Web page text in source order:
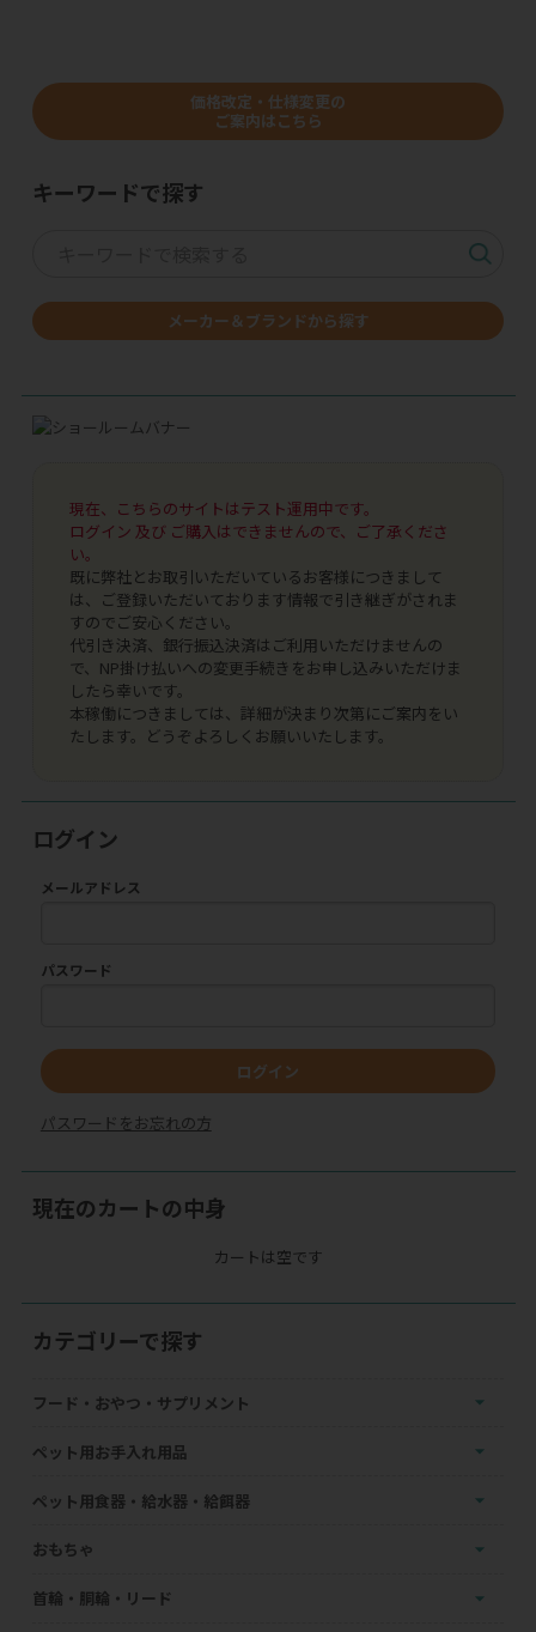
価格改定・仕様変更の
ご案内はこちら
キーワードで探す
メーカー＆ブランドから探す
現在、こちらのサイトはテスト運用中です。
ログイン 及び ご購入はできませんので、ご了承くださ
い。
既に弊社とお取引いただいているお客様につきまして
は、ご登録いただいております情報で引き継ぎがされま
すのでご安心ください。
代引き決済、銀行振込決済はご利用いただけませんの
で、NP掛け払いへの変更手続きをお申し込みいただけま
したら幸いです。
本稼働につきましては、詳細が決まり次第にご案内をい
たします。どうぞよろしくお願いいたします。
ログイン
メールアドレス
パスワード
ログイン
パスワードをお忘れの方
現在のカートの中身
カートは空です
カテゴリーで探す
フード・おやつ・サプリメント
ペット用お手入れ用品
ペット用食器・給水器・給餌器
おもちゃ
首輪・胴輪・リード